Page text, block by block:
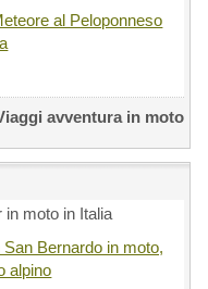
al Peloponneso
avventura in moto
in moto in Italia
Bernardo in moto,
alpino